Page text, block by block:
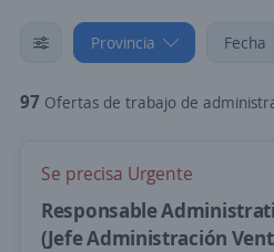
Provincia Fecha
97 Ofertas de trabajo de administrativo comercial en
Se precisa Urgente
Responsable
(Jefe Administración